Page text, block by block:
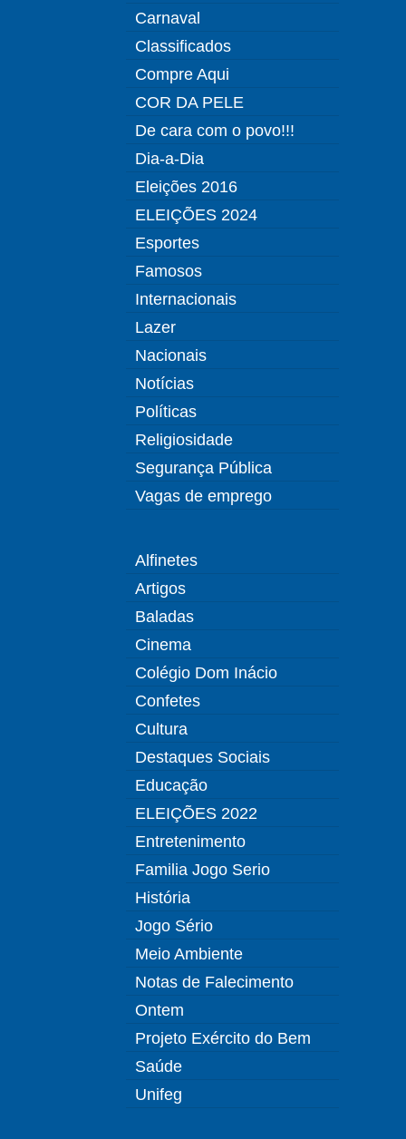
Carnaval
Classificados
Compre Aqui
COR DA PELE
De cara com o povo!!!
Dia-a-Dia
Eleições 2016
ELEIÇÕES 2024
Esportes
Famosos
Internacionais
Lazer
Nacionais
Notícias
Políticas
Religiosidade
Segurança Pública
Vagas de emprego
Alfinetes
Artigos
Baladas
Cinema
Colégio Dom Inácio
Confetes
Cultura
Destaques Sociais
Educação
ELEIÇÕES 2022
Entretenimento
Familia Jogo Serio
História
Jogo Sério
Meio Ambiente
Notas de Falecimento
Ontem
Projeto Exército do Bem
Saúde
Unifeg